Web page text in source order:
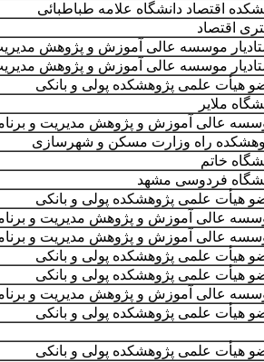
اقتصاد دانشگاه علامه طباطبائی
اقتصاد
موسسه عالی آموزش و پژوهش
موسسه عالی آموزش و پژوهش
هیأت علمی پژوهشکده پولی و بانکی
ملایر
عالی آموزش و پژوهش مدیریت و
راه وزارت مسکن و شهرسازی
خاتم
فردوسی مشهد
هیأت علمی پژوهشکده پولی و بانکی
عالی آموزش و پژوهش مدیریت و
عالی آموزش و پژوهش مدیریت و
هیأت علمی پژوهشکده پولی و بانکی
هیأت علمی پژوهشکده پولی و بانکی
عالی آموزش و پژوهش مدیریت و
هیأت علمی پژوهشکده پولی و بانکی
هیأت علمی پژوهشکده پولی و بانکی